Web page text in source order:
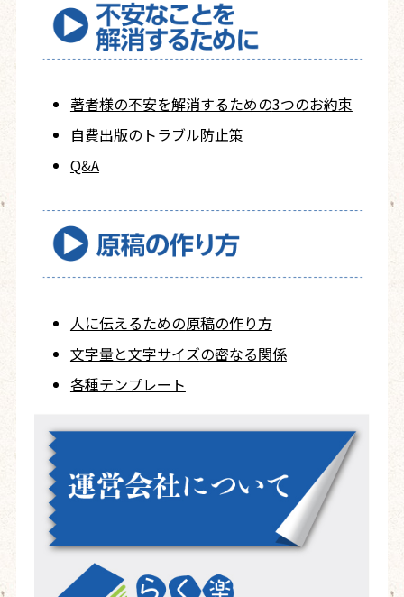
著者様の不安を解消するための3つのお約束
自費出版の トラブル防止策
Q&A
人に伝えるための原稿の作り方
文字量と文字サイズの密なる関係
各種テンプレート